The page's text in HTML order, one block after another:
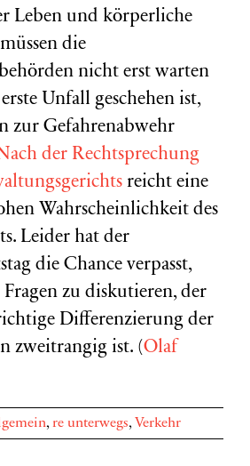
Leben und körperliche
die
nicht erst warten
Unfall geschehen ist,
zur Gefahrenabwehr
der Rechtsprechung
reicht eine
Wahrscheinlichkeit des
Leider hat der
die Chance verpasst,
zu diskutieren, der
Differenzierung der
zweitrangig ist. (Olaf
, re unterwegs, Verkehr